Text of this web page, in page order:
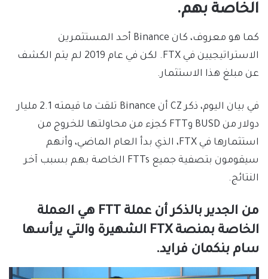
الخاصة بهم.
كما هو معروف، كان Binance أحد المستثمرين
الاستراتيجيين في FTX. لكن في عام 2019 لم يتم الكشف
عن مبلغ هذا الاستثمار.
في بيان اليوم، ذكر CZ أن Binance تلقت ما قيمته 2.1 مليار
دولار من BUSD وFTT كجزء من محاولتها للخروج من
استثمارها في FTX، الذي بدأ العام الماضي، وأنهم
سيقومون بتصفية جميع FTTs الخاصة بهم بسبب آخر
النتائج.
من الجدير بالذكر أن عملة FTT هي العملة
الخاصة بمنصة FTX الشهيرة والتي يرأسها
سام بنكمان فرايد.